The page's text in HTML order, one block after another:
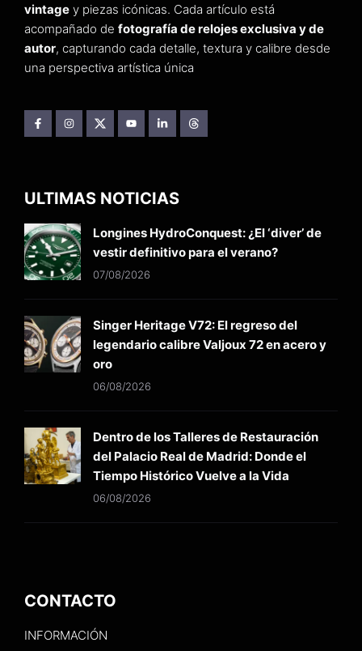
vintage y piezas icónicas. Cada artículo está
acompañado de fotografía de relojes exclusiva y de
autor, capturando cada detalle, textura y calibre desde
una perspectiva artística única
ULTIMAS NOTICIAS
Longines HydroConquest: ¿El ‘diver’ de
vestir definitivo para el verano?
07/08/2026
Singer Heritage V72: El regreso del
legendario calibre Valjoux 72 en acero y
oro
06/08/2026
Dentro de los Talleres de Restauración
del Palacio Real de Madrid: Donde el
Tiempo Histórico Vuelve a la Vida
06/08/2026
CONTACTO
INFORMACIÓN